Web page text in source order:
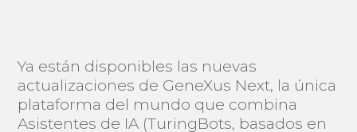
Ya están disponibles las nuevas
actualizaciones de GeneXus Next, la única
plataforma del mundo que combina
Asistentes de IA (TuringBots, basados en